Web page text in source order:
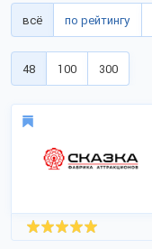
всё по рейтингу
48 100 300